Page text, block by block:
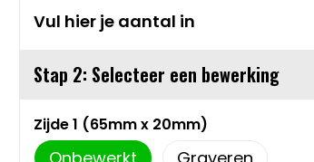
Vul hier je aantal in
Stap 2: Selecteer een bewerking
Zijde 1 (65mm x 20mm)